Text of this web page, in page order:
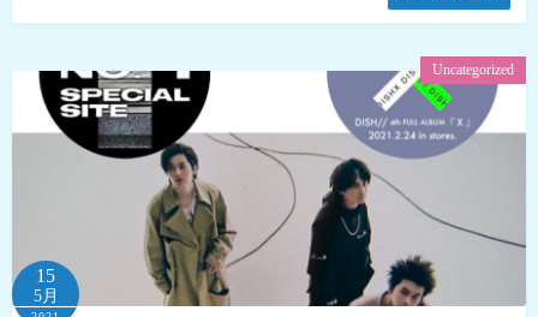
Uncategorized
15
5月